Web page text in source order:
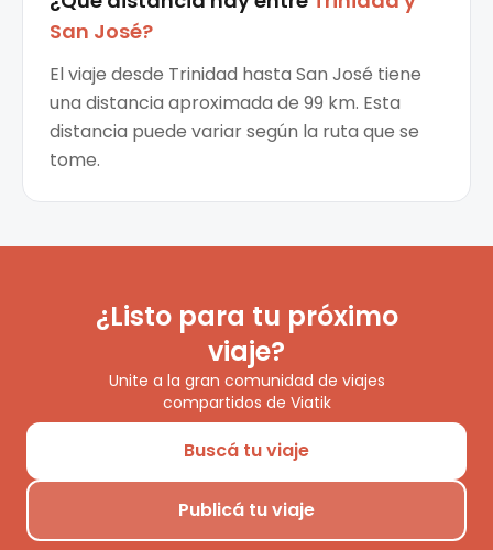
San José?
El viaje desde Trinidad hasta San José tiene
una distancia aproximada de 99 km. Esta
distancia puede variar según la ruta que se
tome.
¿Listo para tu próximo
viaje?
Unite a la gran comunidad de viajes
compartidos de Viatik
Buscá tu viaje
Publicá tu viaje